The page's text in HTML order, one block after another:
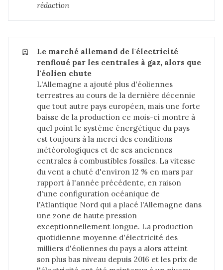
rédaction
🪫
Le marché allemand de l'électricité
renfloué par les centrales à gaz, alors que
l'éolien chute
L'Allemagne a ajouté plus d'éoliennes
terrestres au cours de la dernière décennie
que tout autre pays européen, mais une forte
baisse de la production ce mois-ci montre à
quel point le système énergétique du pays
est toujours à la merci des conditions
météorologiques et de ses anciennes
centrales à combustibles fossiles. La vitesse
du vent a chuté d'environ 12 % en mars par
rapport à l'année précédente, en raison
d'une configuration océanique de
l'Atlantique Nord qui a placé l'Allemagne dans
une zone de haute pression
exceptionnellement longue. La production
quotidienne moyenne d'électricité des
milliers d'éoliennes du pays a alors atteint
son plus bas niveau depuis 2016 et les prix de